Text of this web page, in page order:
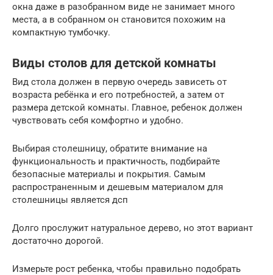
окна даже в разобранном виде не занимает много
места, а в собранном он становится похожим на
компактную тумбочку.
Виды столов для детской комнаты
Вид стола должен в первую очередь зависеть от
возраста ребёнка и его потребностей, а затем от
размера детской комнаты. Главное, ребенок должен
чувствовать себя комфортно и удобно.
Выбирая столешницу, обратите внимание на
функциональность и практичность, подбирайте
безопасные материалы и покрытия. Самым
распространенным и дешевым материалом для
столешницы является дсп
Долго прослужит натуральное дерево, но этот вариант
достаточно дорогой.
Измерьте рост ребенка, чтобы правильно подобрать